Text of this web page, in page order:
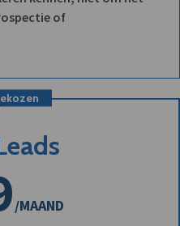
of
/MAAND